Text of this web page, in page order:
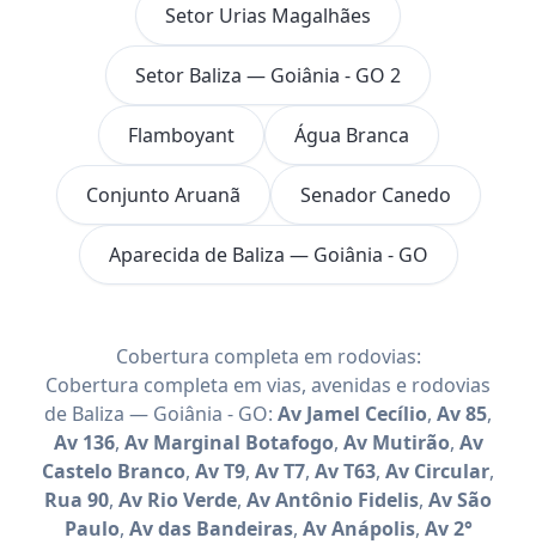
Setor Urias Magalhães
Setor Baliza — Goiânia - GO 2
Flamboyant Água Branca
Conjunto Aruanã Senador Canedo
Aparecida de Baliza — Goiânia - GO
Cobertura completa em rodovias:
Cobertura completa em vias, avenidas e rodovias
de Baliza — Goiânia - GO: Av Jamel Cecílio, Av 85,
Av 136, Av Marginal Botafogo, Av Mutirão, Av
Castelo Branco, Av T9, Av T7, Av T63, Av Circular,
Rua 90, Av Rio Verde, Av Antônio Fidelis, Av São
Paulo, Av das Bandeiras, Av Anápolis, Av 2°